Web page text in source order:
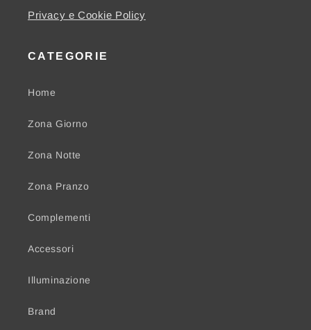
Privacy e Cookie Policy
CATEGORIE
Home
Zona Giorno
Zona Notte
Zona Pranzo
Complementi
Accessori
Illuminazione
Brand